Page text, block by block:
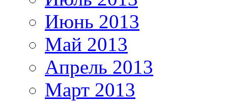
Июнь 2013
Май 2013
Апрель 2013
Март 2013